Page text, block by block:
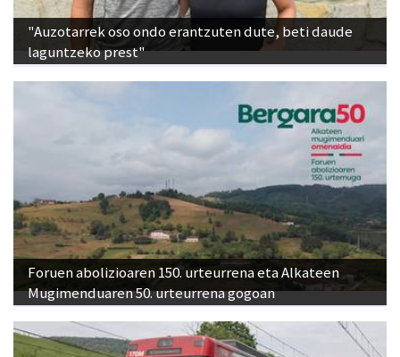
"Auzotarrek oso ondo erantzuten dute, beti daude
laguntzeko prest"
Foruen abolizioaren 150. urteurrena eta Alkateen
Mugimenduaren 50. urteurrena gogoan